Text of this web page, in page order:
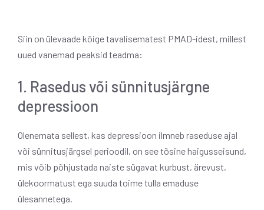
Siin on ülevaade kõige tavalisematest PMAD-idest, millest
uued vanemad peaksid teadma:
1. Rasedus või sünnitusjärgne
depressioon
Olenemata sellest, kas depressioon ilmneb raseduse ajal
või sünnitusjärgsel perioodil, on see tõsine haigusseisund,
mis võib põhjustada naiste sügavat kurbust, ärevust,
ülekoormatust ega suuda toime tulla emaduse
ülesannetega.